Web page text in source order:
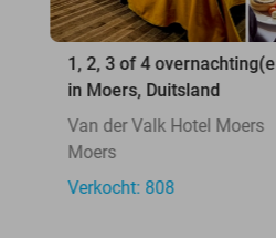
1, 2, 3 of 4
in Moers, Duitsland
Van der Valk Hotel Moers
Moers
Verkocht: 808